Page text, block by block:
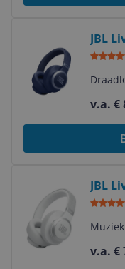
JBL
Over-
v.a. €
JBL
v.a. €